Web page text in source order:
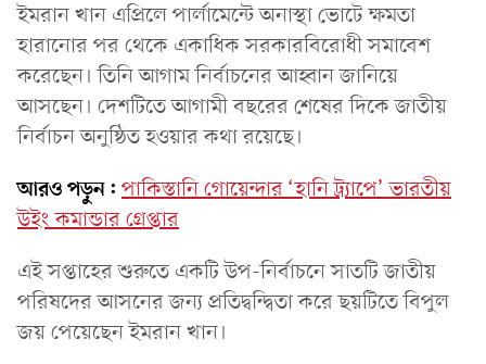
ইমরান খান এপ্রিলে পার্লামেন্টে অনাস্থা ভোটে ক্ষমতা
হারানোর পর থেকে একাধিক সরকারবিরোধী সমাবেশ
করেছেন। তিনি আগাম নির্বাচনের আহ্বান জানিয়ে
আসছেন। দেশটিতে আগামী বছরের শেষের দিকে জাতীয়
নির্বাচন অনুষ্ঠিত হওয়ার কথা রয়েছে।
আরও পড়ুন: পাকিস্তানি গোয়েন্দার ‘হানি ট্র্যাপে’ ভারতীয়
উইং কমান্ডার গ্রেপ্তার
এই সপ্তাহের শুরুতে একটি উপ-নির্বাচনে সাতটি জাতীয়
পরিষদের আসনের জন্য প্রতিদ্বন্দ্বিতা করে ছয়টিতে বিপুল
জয় পেয়েছেন ইমরান খান।